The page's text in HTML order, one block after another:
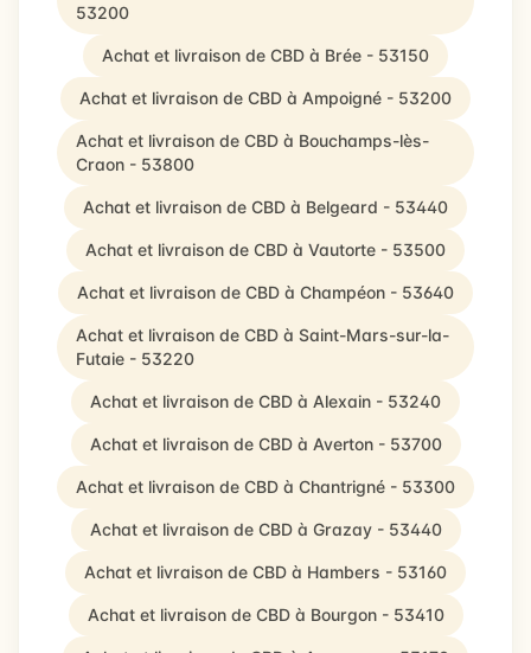
53200
Achat et livraison de CBD à Brée - 53150
Achat et livraison de CBD à Ampoigné - 53200
Achat et livraison de CBD à Bouchamps-lès-
Craon - 53800
Achat et livraison de CBD à Belgeard - 53440
Achat et livraison de CBD à Vautorte - 53500
Achat et livraison de CBD à Champéon - 53640
Achat et livraison de CBD à Saint-Mars-sur-la-
Futaie - 53220
Achat et livraison de CBD à Alexain - 53240
Achat et livraison de CBD à Averton - 53700
Achat et livraison de CBD à Chantrigné - 53300
Achat et livraison de CBD à Grazay - 53440
Achat et livraison de CBD à Hambers - 53160
Achat et livraison de CBD à Bourgon - 53410